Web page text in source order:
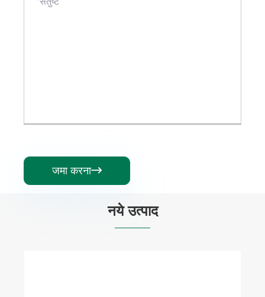
जमा करना
नये उत्पाद